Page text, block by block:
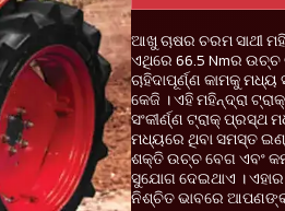
ଆଖୁ ଚାଷର ଚରମ ସାଥୀ
ଏଥିରେ 66.5 Nmର ଉଚ୍ଚ
ଚାହିଦାପୂର୍ଣ୍ଣ କାମକୁ
କେଜି । ଏହି ମହିନ୍ଦ୍ରା
ସଂକୀର୍ଣ୍ଣ ଟ୍ରାକ୍ ପ୍ରସ୍ଥ
ମଧ୍ୟରେ ଥିବା ସମସ୍ତ
ଶକ୍ତି ଉଚ୍ଚ ବେଗ ଏବଂ
ସୁଯୋଗ ଦେଇଥାଏ । ଏହାର
ନିଶ୍ଚିତ ଭାବରେ ଆପଣଙ୍କ